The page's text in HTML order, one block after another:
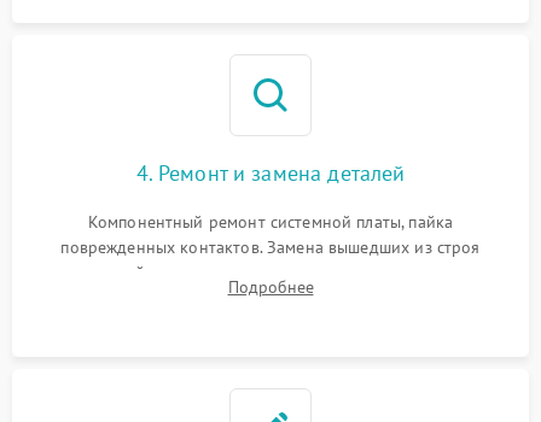
4. Ремонт и замена деталей
Компонентный ремонт системной платы, пайка
поврежденных контактов. Замена вышедших из строя
двигателей, изношенного аккумулятора, неисправного
лидара или помпы подачи воды. Восстановление шлейфов и
Подробнее